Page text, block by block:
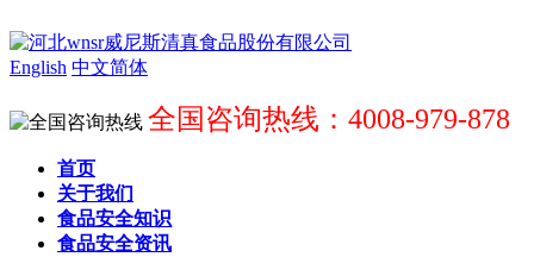
English 中文简体
全国咨询热线：4008-979-878
首页
关于我们
食品安全知识
食品安全资讯